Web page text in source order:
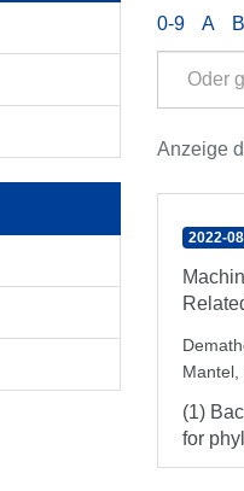
0-9 A B
Anzeige
2022-
Mantel,
(1)
for